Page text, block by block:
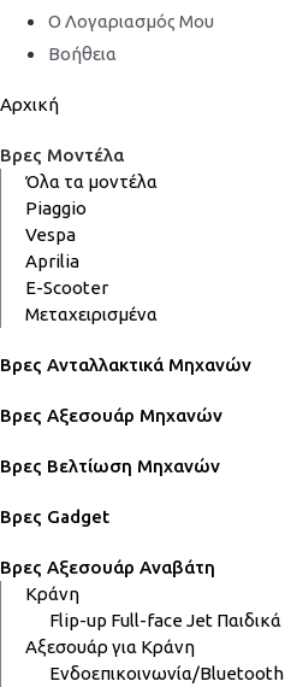
Ο Λογαριασμός Μου
Βοήθεια
Αρχική
Βρες Μοντέλα
Όλα τα μοντέλα
Piaggio
Vespa
Aprilia
E-Scooter
Μεταχειρισμένα
Βρες Ανταλλακτικά Μηχανών
Βρες Αξεσουάρ Μηχανών
Βρες Βελτίωση Μηχανών
Βρες Gadget
Βρες Αξεσουάρ Αναβάτη
Κράνη
Flip-up Full-faceJet Παιδικά
Αξεσουάρ για Κράνη
Ενδοεπικοινωνία/Bluetooth